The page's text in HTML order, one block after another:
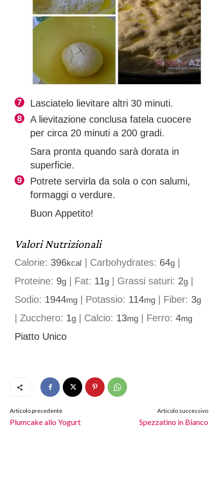
Lasciatelo lievitare altri 30 minuti.
A lievitazione conclusa fatela cuocere
per circa 20 minuti a 200 gradi.
Sara pronta quando sarà dorata in
superficie.
Potrete servirla da sola o con salumi,
formaggi o verdure.
Buon Appetito!
Valori Nutrizionali
Calorie: 396kcal Carbohydrates: 64g
Proteine: 9g Fat: 11g Grassi saturi: 2g
Sodio: 1944mg Potassio: 114mg Fiber: 3g
Zucchero: 1g Calcio: 13mg Ferro: 4mg
Piatto Unico
Articolo precedente
Plumcake allo Yogurt
Articolo successivo
Spezzatino in Bianco